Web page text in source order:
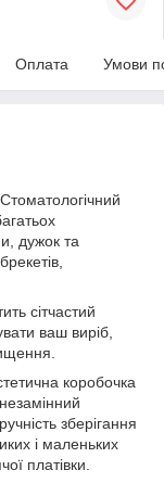
Оплата Умови
Стоматологічний
дужок та
сітчастий
ваш виріб,
коробочка
зберігання
і маленьких
платівки.